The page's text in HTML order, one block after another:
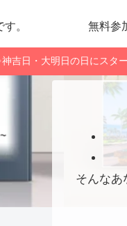
。 無料参
神吉日・大明日の日にスタ
そんなあ